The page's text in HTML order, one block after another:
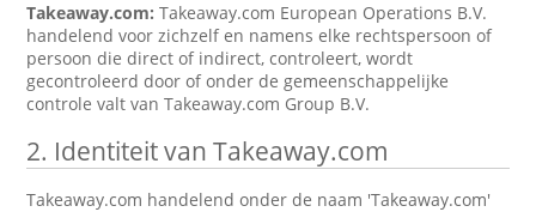
Takeaway.com:Takeaway.com European Operations B.V.
handelend voor zichzelf en namens elke rechtspersoon of
persoon die direct of indirect, controleert, wordt
gecontroleerd door of onder de gemeenschappelijke
controle valt van Takeaway.com Group B.V.
2. Identiteit van Takeaway.com
Takeaway.com handelend onder de naam 'Takeaway.com'